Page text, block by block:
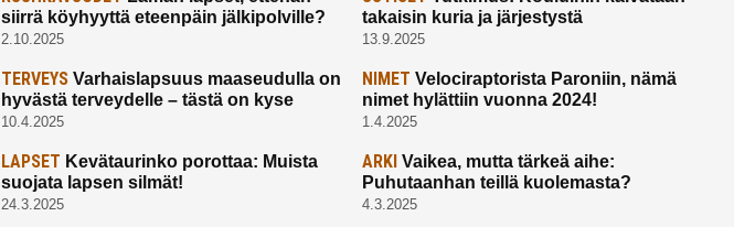
siirrä köyhyyttä eteenpäin jälkipolville?
2.10.2025
takaisin kuria ja järjestystä
13.9.2025
TERVEYSVarhaislapsuus maaseudulla on
hyvästä terveydelle – tästä on kyse
10.4.2025
NIMET Velociraptorista Paroniin, nämä
nimet hylättiin vuonna 2024!
1.4.2025
LAPSET Kevätaurinko porottaa: Muista
suojata lapsen silmät!
24.3.2025
ARKI Vaikea, mutta tärkeä aihe:
Puhutaanhan teillä kuolemasta?
4.3.2025